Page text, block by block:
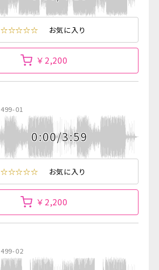
☆☆☆☆☆ お気に入り
￥2,200
499-01
0:00/3:59
☆☆☆☆☆ お気に入り
￥2,200
499-02